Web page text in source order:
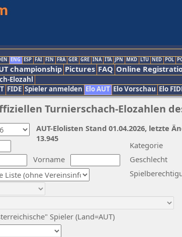
ENG ESP FAI FIN FRA GER GRE INA ITA JPN MKD LTU NED POL
championship Pictures FAQ Online
Elozahl
FIDE Spieler anmelden Elo AUT Elo Vorschau Elo
Turnierschach-Elozahlen
Vorname
Kategorie
Geschlecht
Spieler (Land=AUT)
AUT-Elolisten Stand 01.04.2026, letzte
13.945